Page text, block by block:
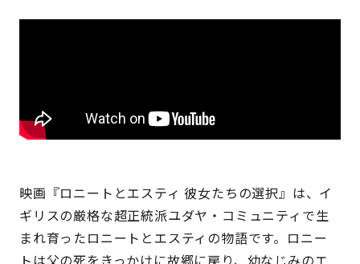
映画『ロニートとエスティ 彼女たちの選択』は、イ
ギリスの厳格な超正統派ユダヤ・コミュニティで生
まれ育ったロニートとエスティの物語です。ロニー
トは父の死をきっかけに故郷に戻り、幼なじみのエ